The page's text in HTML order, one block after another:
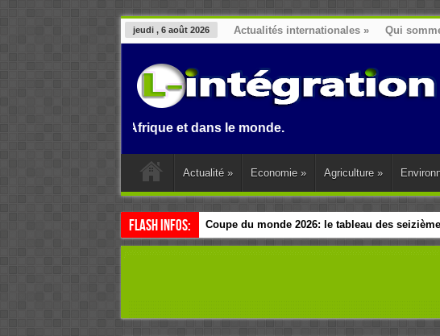
jeudi , 6 août 2026 Actualités internationales » Qui
en Afrique et dans le monde.
Actualité » Economie » Agriculture »
Flash Infos: Coupe du monde 2026: le tableau des
Esclavage: à Accra, l’Afrique et sa diaspora